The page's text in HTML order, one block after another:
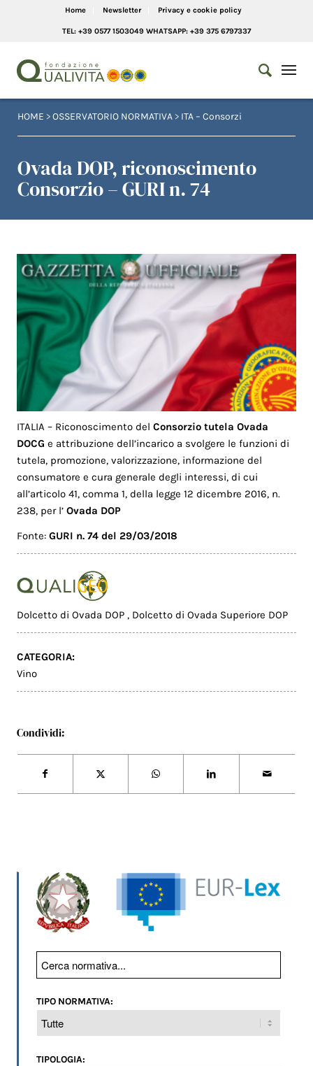
Home Newsletter Privacy e cookie policy
TEL: +39 0577 1503049 WHATSAPP: +39 375 6797337
HOME >OSSERVATORIO NORMATIVA > ITA – Consorzi
Ovada DOP, riconoscimento
Consorzio – GURI n. 74
ITALIA – Riconoscimento delConsorzio tutela Ovada
DOCG e attribuzione dell’incarico a svolgere le funzioni di
tutela, promozione, valorizzazione, informazione del
consumatore e cura generale degli interessi, di cui
all’articolo 41, comma 1, della legge 12 dicembre 2016, n.
238, per l’Ovada DOP
Fonte:GURI n. 74 del 29/03/2018
Dolcetto di Ovada DOP, Dolcetto di Ovada Superiore DOP
CATEGORIA:
Vino
Condividi:
TIPO NORMATIVA:
TIPOLOGIA: